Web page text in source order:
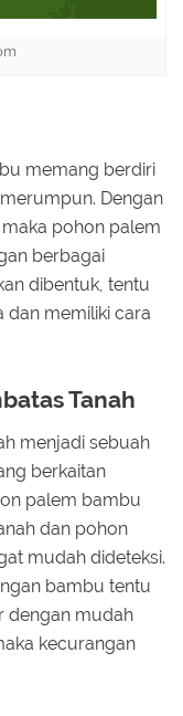
memang berdiri
Dengan
pohon palem
berbagai
dibentuk, tentu
dan memiliki cara
Tanah
menjadi sebuah
berkaitan
palem bambu
dan pohon
mudah dideteksi.
bambu tentu
dengan mudah
kecurangan